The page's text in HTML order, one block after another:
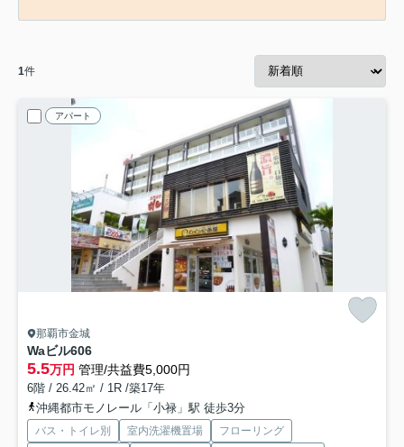
1件
アパート
那覇市金城
Waビル606
5.5万円 管理/共益費5,000円
6階 / 26.42㎡ / 1R /築17年
沖縄都市モノレール「小禄」駅 徒歩3分
バス・トイレ別 室内洗濯機置場
フローリング